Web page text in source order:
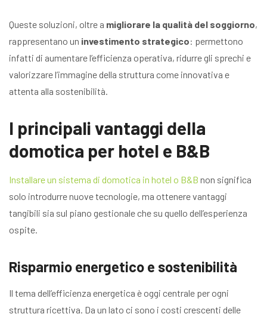
Queste soluzioni, oltre a migliorare la qualità del soggiorno,
rappresentano un investimento strategico: permettono
infatti di aumentare l’efficienza operativa, ridurre gli sprechi e
valorizzare l’immagine della struttura come innovativa e
attenta alla sostenibilità.
I principali vantaggi della
domotica per hotel e B&B
Installare un sistema di domotica in hotel o B&B non significa
solo introdurre nuove tecnologie, ma ottenere vantaggi
tangibili sia sul piano gestionale che su quello dell’esperienza
ospite.
Risparmio energetico e sostenibilità
Il tema dell’efficienza energetica è oggi centrale per ogni
struttura ricettiva. Da un lato ci sono i costi crescenti delle